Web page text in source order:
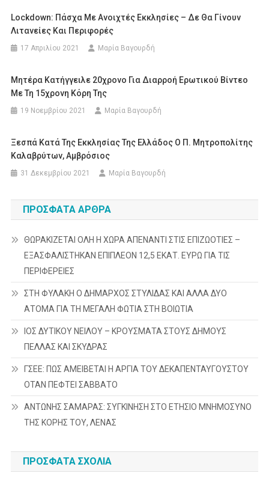
Lockdown: Πάσχα Με Ανοιχτές Εκκλησίες – Δε Θα Γίνουν
Λιτανείες Και Περιφορές
17 Απριλίου 2021 Μαρία Βαγουρδή
Μητέρα Κατήγγειλε 20χρονο Για Διαρροή Ερωτικού Βίντεο
Με Τη 15χρονη Κόρη Της
19 Νοεμβρίου 2021 Μαρία Βαγουρδή
Ξεσπά Κατά Της Εκκλησίας Της Ελλάδος Ο Π. Μητροπολίτης
Καλαβρύτων, Αμβρόσιος
31 Δεκεμβρίου 2021 Μαρία Βαγουρδή
ΠΡΌΣΦΑΤΑ ΆΡΘΡΑ
ΘΩΡΑΚΙΖΕΤΑΙ ΟΛΗ Η ΧΩΡΑ ΑΠΕΝΑΝΤΙ ΣΤΙΣ ΕΠΙΖΩΟΤΙΕΣ –
ΕΞΑΣΦΑΛΙΣΤΗΚΑΝ ΕΠΙΠΛΕΟΝ 12,5 ΕΚΑΤ. ΕΥΡΩ ΓΙΑ ΤΙΣ
ΠΕΡΙΦΕΡΕΙΕΣ
ΣΤΗ ΦΥΛΑΚΗ Ο ΔΗΜΑΡΧΟΣ ΣΤΥΛΙΔΑΣ ΚΑΙ ΑΛΛΑ ΔΥΟ
ΑΤΟΜΑ ΓΙΑ ΤΗ ΜΕΓΑΛΗ ΦΩΤΙΑ ΣΤΗ ΒΟΙΩΤΙΑ
ΙΟΣ ΔΥΤΙΚΟΥ ΝΕΙΛΟΥ – ΚΡΟΥΣΜΑΤΑ ΣΤΟΥΣ ΔΗΜΟΥΣ
ΠΕΛΛΑΣ ΚΑΙ ΣΚΥΔΡΑΣ
ΓΣΕΕ: ΠΩΣ ΑΜΕΙΒΕΤΑΙ Η ΑΡΓΙΑ ΤΟΥ ΔΕΚΑΠΕΝΤΑΥΓΟΥΣΤΟΥ
ΟΤΑΝ ΠΕΦΤΕΙ ΣΑΒΒΑΤΟ
ΑΝΤΩΝΗΣ ΣΑΜΑΡΑΣ: ΣΥΓΚΙΝΗΣΗ ΣΤΟ ΕΤΗΣΙΟ ΜΝΗΜΟΣΥΝΟ
ΤΗΣ ΚΟΡΗΣ ΤΟΥ, ΛΕΝΑΣ
ΠΡΌΣΦΑΤΑ ΣΧΌΛΙΑ